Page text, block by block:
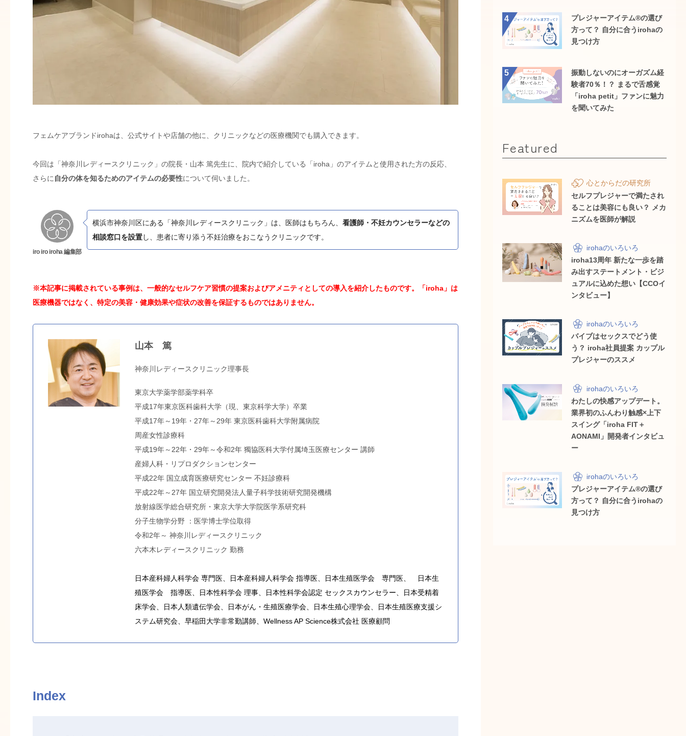
フェムケアブランドirohaは、公式サイトや店舗の他に、クリニックなどの医療機関でも購入できます。
今回は「神奈川レディースクリニック」の院長・山本 篤先生に、院内で紹介している「iroha」のアイテムと使用された方の反応、
さらに 自分の体を知るためのアイテムの必要性について伺いました。
iro iro iroha 編集部
横浜市神奈川区にある「神奈川レディースクリニック」は、医師はもちろん、 看護師・不妊カウンセラーなどの
相談窓口を設置し、患者に寄り添う不妊治療をおこなうクリニックです。
※本記事に掲載されている事例は、一般的なセルフケア習慣の提案およびアメニティとしての導入を紹介したものです。「iroha」は
医療機器ではなく、特定の美容・健康効果や症状の改善を保証するものではありません。
山本 篤
神奈川レディースクリニック理事長
東京大学薬学部薬学科卒
平成17年東京医科歯科大学（現、東京科学大学）卒業
平成17年～19年・27年～29年 東京医科歯科大学附属病院
周産女性診療科
平成19年～22年・29年～令和2年 獨協医科大学付属埼玉医療センター 講師
産婦人科・リプロダクションセンター
平成22年 国立成育医療研究センター 不妊診療科
平成22年～27年 国立研究開発法人量子科学技術研究開発機構
放射線医学総合研究所・東京大学大学院医学系研究科
分子生物学分野 ：医学博士学位取得
令和2年～ 神奈川レディースクリニック
六本木レディースクリニック 勤務
日本産科婦人科学会 専門医、日本産科婦人科学会 指導医、日本生殖医学会 専門医、 日本生
殖医学会 指導医、日本性科学会 理事、日本性科学会認定 セックスカウンセラー、日本受精着
床学会、日本人類遺伝学会、日本がん・生殖医療学会、日本生殖心理学会、日本生殖医療支援シ
ステム研究会、早稲田大学非常勤講師、Wellness AP Science株式会社 医療顧問
Index
4
プレジャーアイテム®の選び
方って？ 自分に合うirohaの
見つけ方
5
振動しないのにオーガズム経
験者70％！？ まるで舌感覚
「iroha petit」ファンに魅力
を聞いてみた
Featured
心とからだの研究所
セルフプレジャーで満たされ
ることは美容にも良い？ メカ
ニズムを医師が解説
irohaのいろいろ
iroha13周年 新たな一歩を踏
み出すステートメント・ビジ
ュアルに込めた想い【CCOイ
ンタビュー】
irohaのいろいろ
バイブはセックスでどう使
う？ iroha社員提案 カップル
プレジャーのススメ
irohaのいろいろ
わたしの快感アップデート。
業界初のふんわり触感×上下
スイング「iroha FIT＋
AONAMI」開発者インタビュ
ー
irohaのいろいろ
プレジャーアイテム®の選び
方って？ 自分に合うirohaの
見つけ方